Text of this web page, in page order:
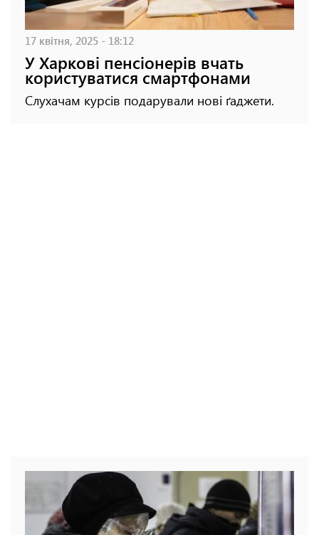
17 квітня, 2025 - 18:12
У Харкові пенсіонерів вчать
користуватися смартфонами
Слухачам курсів подарували нові ґаджети.